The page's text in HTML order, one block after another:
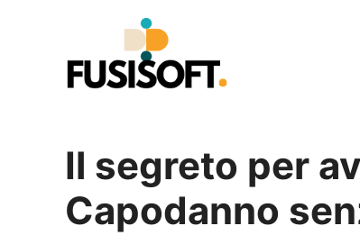
Il segreto per
Capodanno